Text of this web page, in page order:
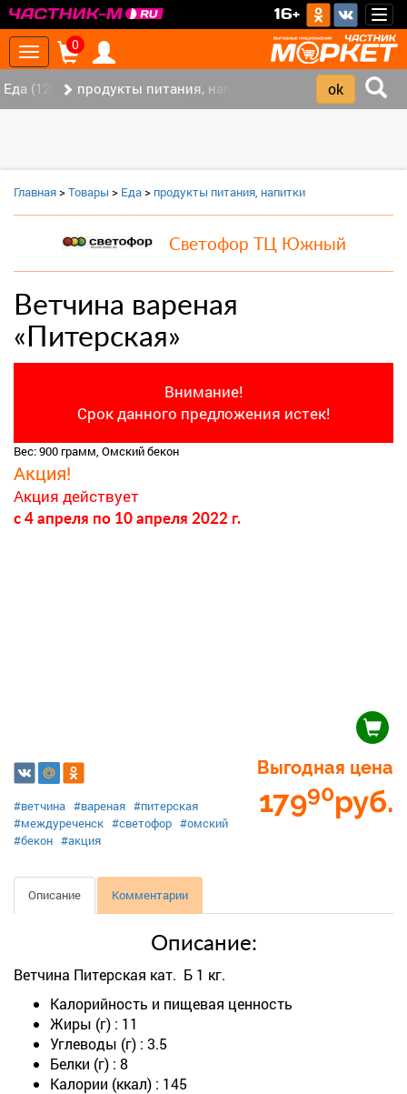
16+
Toggle
navigation
0
Еда (12) продукты питания, напитки (7)
Главная>Товары > Еда> продукты питания, напитки
Светофор ТЦ Южный
Ветчина вареная
«Питерская»
Внимание!
Срок данного предложения истек!
Вес: 900 грамм, Омский бекон
Акция!
Акция действует
c 4 апреля по 10 апреля 2022 г.
Выгодная цена
17990руб.
#ветчина #вареная #питерская
#междуреченск #светофор #омский
#бекон #акция
Описание Комментарии
Описание:
Ветчина Питерская кат. Б 1 кг.
Калорийность и пищевая ценность
Жиры (г) : 11
Углеводы (г) : 3.5
Белки (г) : 8
Калории (ккал) : 145